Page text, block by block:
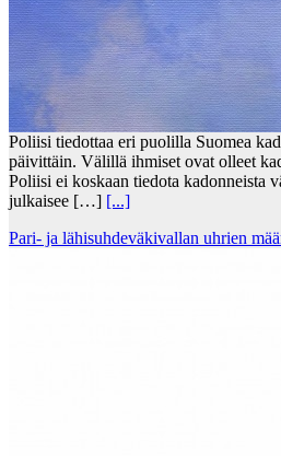
Poliisi tiedottaa eri puolilla Suomea
päivittäin. Välillä ihmiset ovat olleet
Poliisi ei koskaan tiedota kadonneista
julkaisee […] [...]
Pari- ja lähisuhdeväkivallan uhrien